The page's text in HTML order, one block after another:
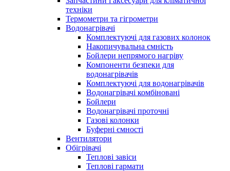
техніки
Термометри та гігрометри
Водонагрівачі
Комплектуючі для газових колонок
Накопичувальна ємність
Бойлери непрямого нагріву
Компоненти безпеки для
водонагрівачів
Комплектуючі для водонагрівачів
Водонагрівачі комбіновані
Бойлери
Водонагрівачі проточні
Газові колонки
Буферні ємності
Вентилятори
Обігрівачі
Теплові завіси
Теплові гармати